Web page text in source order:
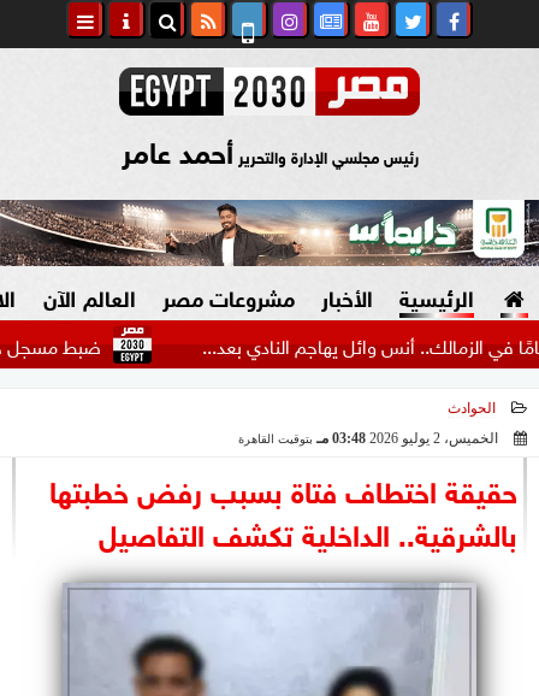
رئيس مجلسي الإدارة والتحرير أحمد عامر
الرئيسية الأخبار
السياسة
الرئاسة
البرلمان
الأحزاب
مشروعات مصر
صنع في مصر
العالم الآن
ضبط مسجل خطر ظهر
الحوادث
الخميس، 2 يوليو 2026
03:48 مـ بتوقيت القاهرة
حقيقة اختطاف فتاة بسبب رفض خطبتها
بالشرقية.. الداخلية تكشف التفاصيل